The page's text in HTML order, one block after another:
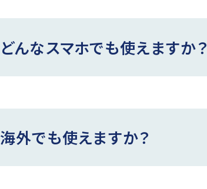
どんなスマホでも使えますか？
海外でも使えますか？